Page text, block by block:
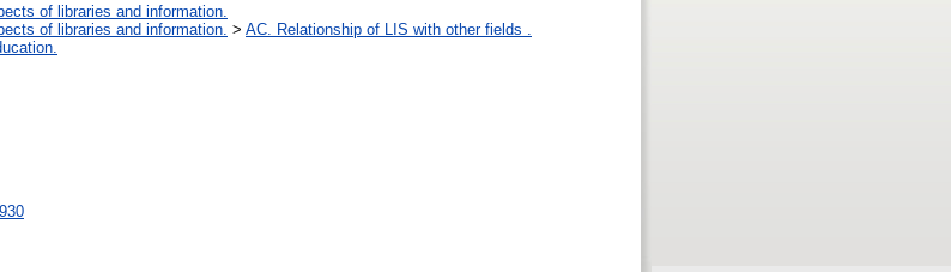
of libraries and information.
of libraries and information. > AC. Relationship of LIS with other fields .